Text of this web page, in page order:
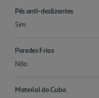
Pés anti-deslizantes
Sim
Paredes Frias
Não
Material da Cuba